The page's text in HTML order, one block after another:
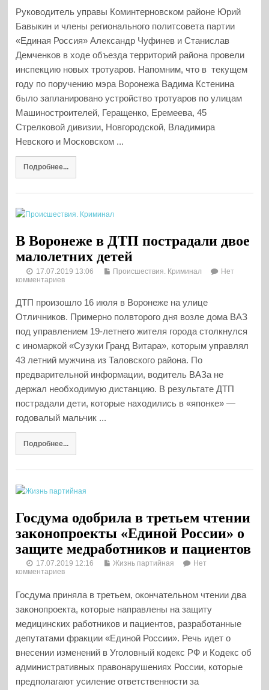
Руководитель управы Коминтерновском районе Юрий
Бавыкин и члены регионального политсовета партии
«Единая Россия» Александр Чуфинев и Станислав
Демченков в ходе объезда территорий района провели
инспекцию новых тротуаров. Напомним, что в текущем
году по поручению мэра Воронежа Вадима Кстенина
было запланировано устройство тротуаров по улицам
Машиностроителей, Геращенко, Еремеева, 45
Стрелковой дивизии, Новгородской, Владимира
Невского и Московском ...
Подробнее...
В Воронеже в ДТП пострадали двое
малолетних детей
17.07.2019 13:06 Происшествия. Криминал
Нет
комментариев
ДТП произошло 16 июля в Воронеже на улице
Отличников. Примерно полвторого дня возле дома ВАЗ
под управлением 19-летнего жителя города столкнулся
с иномаркой «Сузуки Гранд Витара», которым управлял
43 летний мужчина из Таловского района. По
предварительной информации, водитель ВАЗа не
держал необходимую дистанцию. В результате ДТП
пострадали дети, которые находились в «японке» —
годовалый мальчик ...
Подробнее...
Госдума одобрила в третьем чтении
законопроекты «Единой России» о
защите медработников и пациентов
17.07.2019 12:16 Жизнь партийная
Нет
комментариев
Госдума приняла в третьем, окончательном чтении два
законопроекта, которые направлены на защиту
медицинских работников и пациентов, разработанные
депутатами фракции «Единой России». Речь идет о
внесении изменений в Уголовный кодекс РФ и Кодекс об
административных правонарушениях России, которые
предполагают усиление ответственности за